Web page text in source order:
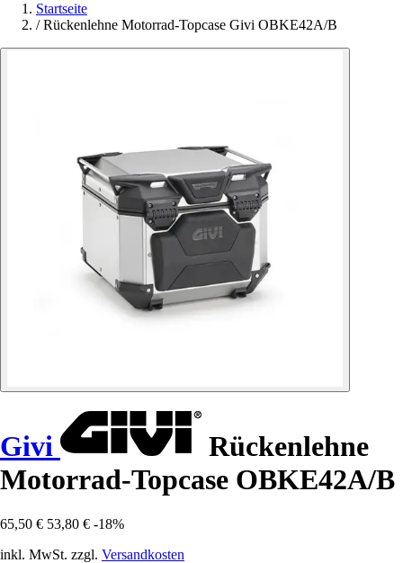
Startseite
/ Rückenlehne Motorrad-Topcase Givi OBKE42A/B
Givi
Rückenlehne
Motorrad-Topcase OBKE42A/B
65,50 € 53,80 € -18%
inkl. MwSt. zzgl. Versandkosten